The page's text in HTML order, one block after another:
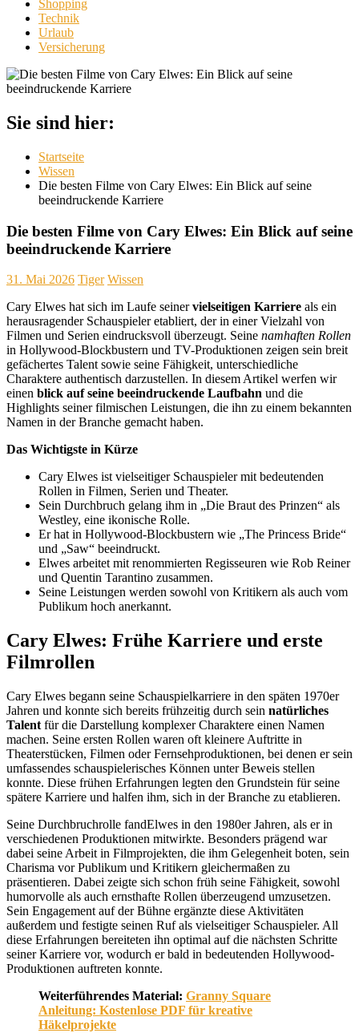
Shopping
Technik
Urlaub
Versicherung
Sie sind hier:
Startseite
Wissen
Die besten Filme von Cary Elwes: Ein Blick auf seine
beeindruckende Karriere
Die besten Filme von Cary Elwes: Ein Blick auf seine
beeindruckende Karriere
31. Mai 2026 Tiger Wissen
Cary Elwes hat sich im Laufe seinervielseitigen Karriere als ein
herausragender Schauspieler etabliert, der in einer Vielzahl von
Filmen und Serien eindrucksvoll überzeugt. Seine namhaften Rollen
in Hollywood-Blockbustern und TV-Produktionen zeigen sein breit
gefächertes Talent sowie seine Fähigkeit, unterschiedliche
Charaktere authentisch darzustellen. In diesem Artikel werfen wir
einen blick auf seine beeindruckende Laufbahn und die
Highlights seiner filmischen Leistungen, die ihn zu einem bekannten
Namen in der Branche gemacht haben.
Das Wichtigste in Kürze
Cary Elwes ist vielseitiger Schauspieler mit bedeutenden
Rollen in Filmen, Serien und Theater.
Sein Durchbruch gelang ihm in „Die Braut des Prinzen“ als
Westley, eine ikonische Rolle.
Er hat in Hollywood-Blockbustern wie „The Princess Bride“
und „Saw“ beeindruckt.
Elwes arbeitet mit renommierten Regisseuren wie Rob Reiner
und Quentin Tarantino zusammen.
Seine Leistungen werden sowohl von Kritikern als auch vom
Publikum hoch anerkannt.
Cary Elwes: Frühe Karriere und erste
Filmrollen
Cary Elwes begann seine Schauspielkarriere in den späten 1970er
Jahren und konnte sich bereits frühzeitig durch sein natürliches
Talent für die Darstellung komplexer Charaktere einen Namen
machen. Seine ersten Rollen waren oft kleinere Auftritte in
Theaterstücken, Filmen oder Fernsehproduktionen, bei denen er sein
umfassendes schauspielerisches Können unter Beweis stellen
konnte. Diese frühen Erfahrungen legten den Grundstein für seine
spätere Karriere und halfen ihm, sich in der Branche zu etablieren.
Seine Durchbruchrolle fandElwes in den 1980er Jahren, als er in
verschiedenen Produktionen mitwirkte. Besonders prägend war
dabei seine Arbeit in Filmprojekten, die ihm Gelegenheit boten, sein
Charisma vor Publikum und Kritikern gleichermaßen zu
präsentieren. Dabei zeigte sich schon früh seine Fähigkeit, sowohl
humorvolle als auch ernsthafte Rollen überzeugend umzusetzen.
Sein Engagement auf der Bühne ergänzte diese Aktivitäten
außerdem und festigte seinen Ruf als vielseitiger Schauspieler. All
diese Erfahrungen bereiteten ihn optimal auf die nächsten Schritte
seiner Karriere vor, wodurch er bald in bedeutenden Hollywood-
Produktionen auftreten konnte.
Weiterführendes Material: Granny Square
Anleitung: Kostenlose PDF für kreative
Häkelprojekte